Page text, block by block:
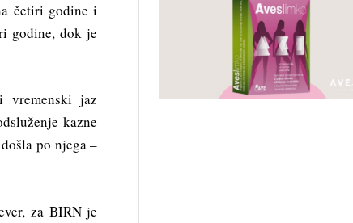
četiri godine i
godine, dok je
vremenski jaz
kazne
po njega –
za BIRN je